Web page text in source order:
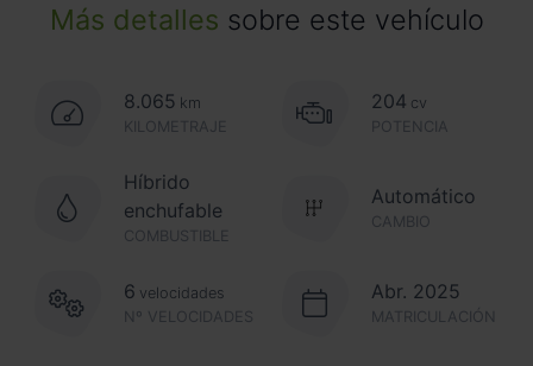
Más detalles sobre este vehículo
8.065 km
KILOMETRAJE
204 cv
POTENCIA
Híbrido
enchufable
COMBUSTIBLE
CAMBIO
Automático
Nº VELOCIDADES
6 velocidades Abr. 2025
MATRICULACIÓN